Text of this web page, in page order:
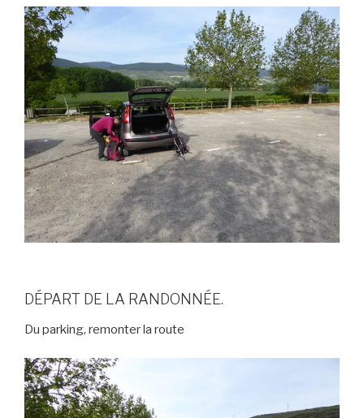
DÉPART DE LA RANDONNÉE.
Du parking, remonter la route